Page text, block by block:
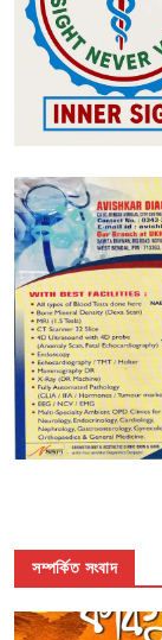
সম্পর্কিত সংবাদ